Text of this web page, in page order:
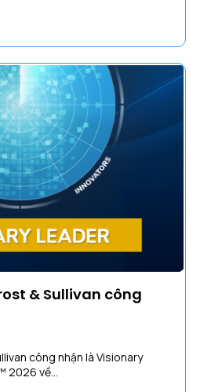
& Sullivan công
công nhận là Visionary
2026 về...